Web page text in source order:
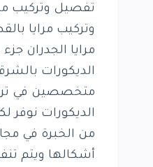
تفصيل وتركيب
وتركيب مرايا
مرايا الجدران
الديكورات
متخصصين في
الديكورات نوفر
من الخبرة في
أشكالها ويتم